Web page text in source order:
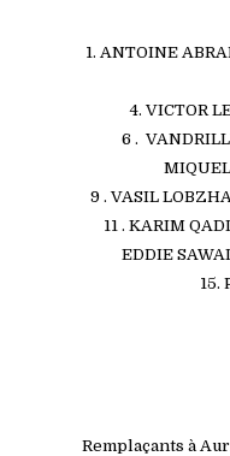
1. ANTOINE
4. VICTOR
6 .
9 . VASIL
11 . KARIM
EDDIE
15.
Remplaçants à